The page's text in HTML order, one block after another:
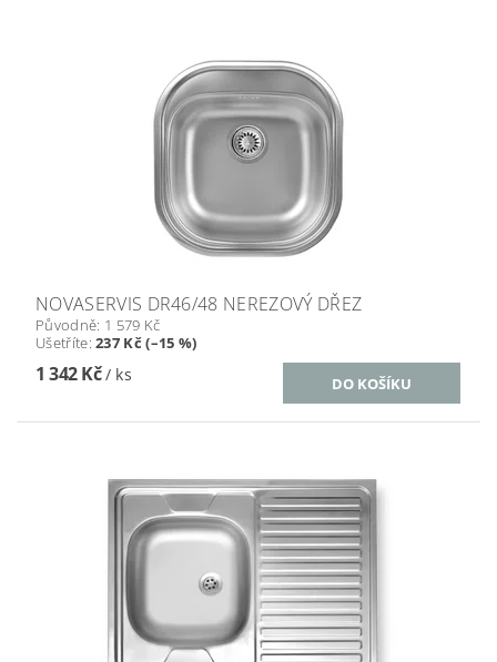
NOVASERVIS DR46/48 NEREZOVÝ DŘEZ
Původně: 1 579 Kč
Ušetříte:237 Kč (–15 %)
1 342 Kč/ ks